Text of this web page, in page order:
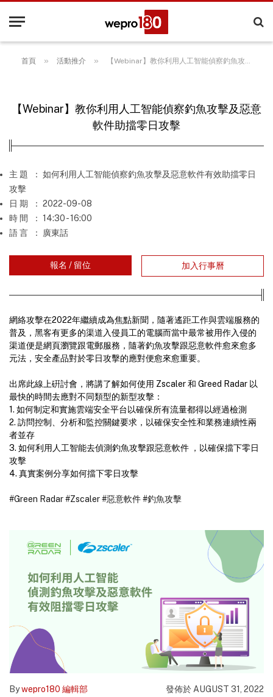
首頁 » 活動推介 » 【Webinar】教你利用人工智能偵察釣魚攻擊及惡意軟件助擋零日攻擊
【Webinar】教你利用人工智能偵察釣魚攻擊及惡意
軟件助擋零日攻擊
主 題
： 如何利用人工智能偵察釣魚攻擊及惡意軟件有效助擋零日
攻擊
日 期
： 2022-09-08
時 間
： 14:30 - 16:00
語 言
： 廣東話
報名 / 留位 加入行事曆
網絡攻擊在2022年繼續成為焦點新聞，隨著遙距工作與雲端服務的
普及，黑客有更多的渠道入侵員工的電腦而當中最常被用作入侵的
渠道便是網頁瀏覽跟電郵服務，隨著釣魚攻擊跟惡意軟件愈來愈多
元法，安全產品對於零日攻擊的應對便愈來愈重要。
出席此線上硏討會，將講了解如何使用 Zscaler 和 Greed Radar 以
最快的時間去應對不同類型的新型攻擊：
1. 如何制定和實施雲端安全平台以確保所有流量都得以經過檢測
2. 訪問控制、分析和監控關鍵要求，以確保安全性和業務連續性兩
者並存
3. 如何利用人工智能去偵測釣魚攻擊跟惡意軟件 ，以確保擋下零日
攻擊
4. 真實案例分享如何擋下零日攻擊
#Green Radar#Zscaler#惡意軟件#釣魚攻擊
Bywepro180 編輯部
發佈於 AUGUST 31, 2022